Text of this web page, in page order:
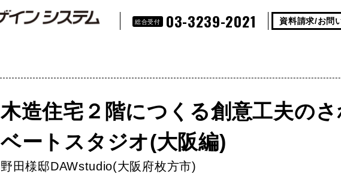
総合受付 03-3239-2021 資料請求/お問
木造住宅２階につくる創意工夫の
ベートスタジオ(大阪編)
野田様邸DAWstudio(大阪府枚方市)